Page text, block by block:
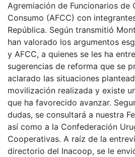
Agremiación de Funcionarios de
Consumo (AFCC) con
República. Según transmitió
han valorado los argumentos
y AFCC, a quienes se les ha
sugerencias de reforma que se
aclarado las situaciones
movilización realizada y existe
que ha favorecido avanzar.
dudas, se consultará a nuestra
así como a la Confederación
Cooperativas. A raíz de la
directorio del Inacoop, se le